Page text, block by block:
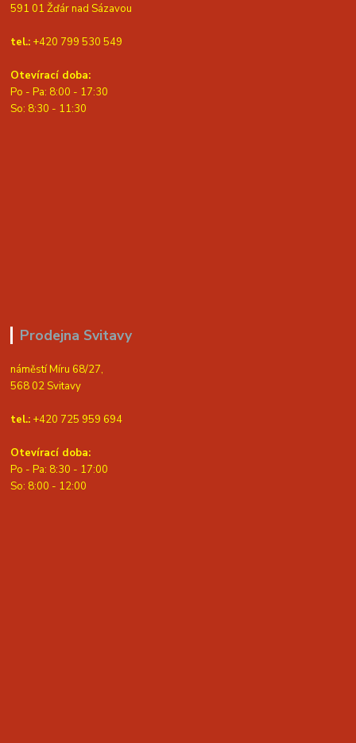
591 01 Žďár nad Sázavou
tel.: +420 799 530 549
Otevírací doba:
Po - Pa: 8:00 - 17:30
So: 8:30 - 11:30
Prodejna Svitavy
náměstí Míru 68/27,
568 02 Svitavy
tel.: +420 725 959 694
Otevírací doba:
Po - Pa: 8:30 - 17:00
So: 8:00 - 12:00